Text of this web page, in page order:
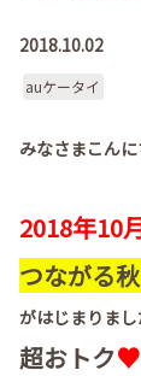
2018.10.02
auケータイ
みなさまこんに
2018年10
つながる
がはじまりま
超おトク♥